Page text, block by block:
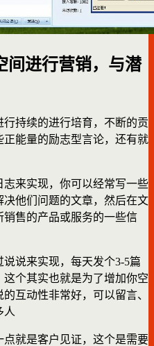
进行营销，与潜
持续的进行培育，不断的贡
能量的励志型言论，还有就
来实现，你可以经常写一些
他们问题的文章，然后在文
售的产品或服务的一些信
说来实现，每天发个3-5篇
个其实也就是为了增加你空
互动性非常好，可以留言、
人
就是客户见证，这个是需要